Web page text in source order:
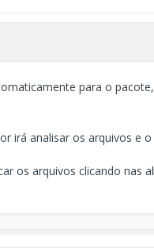
para o
irá analisar os arquivos e
os arquivos clicando nas